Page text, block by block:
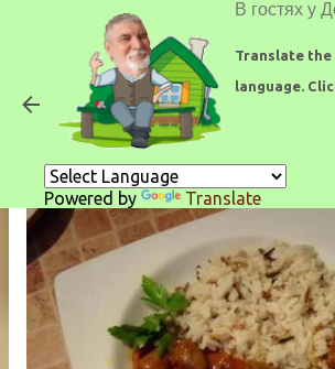
Translate
language.
Powered by Translate
Соус - куриные сердечки